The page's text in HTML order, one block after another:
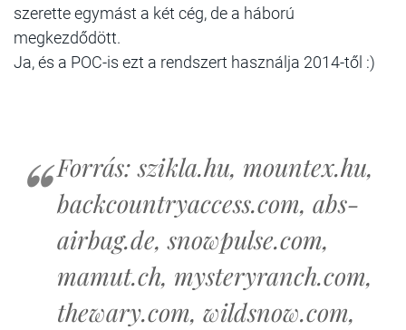
szerette egymást a két cég, de a háború
megkezdődött.
Ja, és a POC-is ezt a rendszert használja 2014-től :)
Forrás: szikla.hu, mountex.hu,
backcountryaccess.com, abs-
airbag.de, snowpulse.com,
mamut.ch, mysteryranch.com,
thewary.com, wildsnow.com,